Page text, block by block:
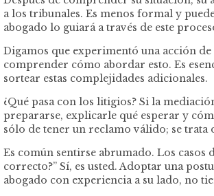
a los tribunales. Es menos formal y
abogado lo guiará a través de este
Digamos que experimentó una acción
comprender cómo abordar esto. Es
sortear estas complejidades adicionales.
¿Qué pasa con los litigios? Si la
prepararse, explicarle qué esperar y
sólo de tener un reclamo válido; se
Es común sentirse abrumado. Los
correcto?” Sí, es usted. Adoptar una
abogado con experiencia a su lado, no